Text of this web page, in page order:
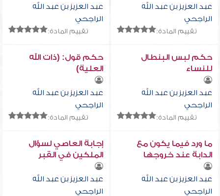
عبد العزيز بن عبد الله
الراجحي
تقييم المادة:
عبد العزيز بن عبد الله
الراجحي
تقييم المادة:
حكم لبس البنطال
للنساء
عبد العزيز بن عبد الله
الراجحي
تقييم المادة:
حكم قول: (ذات الله
العلية)
عبد العزيز بن عبد الله
الراجحي
تقييم المادة:
ما ورد فيما يكون مع
الدابة عند خروجها
عبد العزيز بن عبد الله
الراجحي
إجابة العاصي لسؤال
الملكين في القبر
عبد العزيز بن عبد الله
الراجحي